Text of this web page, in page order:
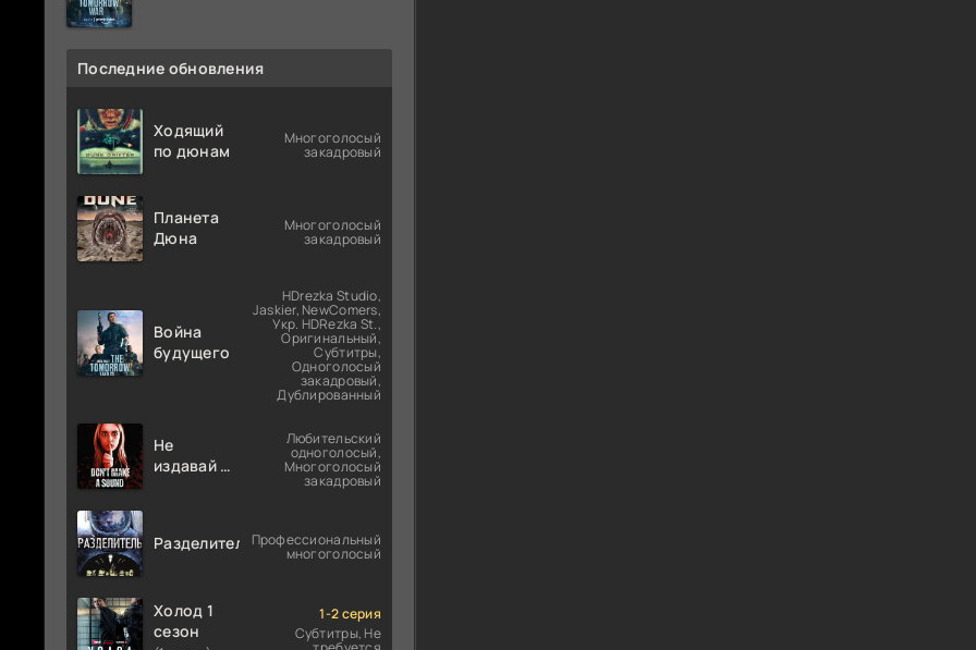
Последние обновления
Ходящий
по дюнам
Многоголосый
закадровый
Планета
Дюна
Многоголосый
закадровый
Война
будущего
HDrezka Studio,
Jaskier, NewComers,
Укр. HDRezka St.,
Оригинальный,
Субтитры,
Одноголосый
закадровый,
Дублированный
Не
издавай ни
Любительский
одноголосый,
Многоголосый
закадровый
РазделительПрофессиональный
многоголосый
Холод 1
сезон
1-2 серия
Субтитры, Не